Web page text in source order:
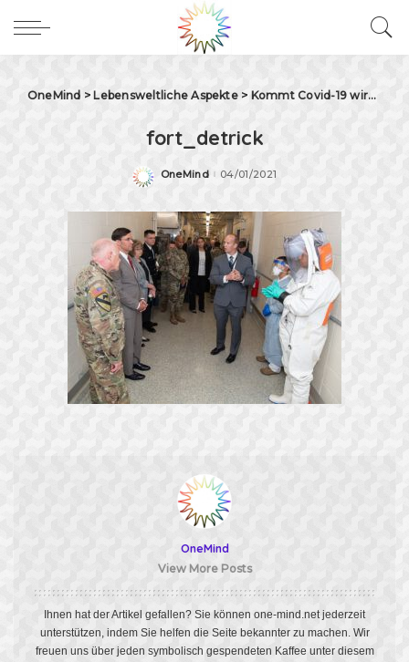
OneMind > Lebensweltliche Aspekte> Kommt Covid-19 wirklich aus Wuhan?
fort_detrick
Posted
OneMind 04/01/2021
OneMind
View More Posts
Ihnen hat der Artikel gefallen? Sie können one-mind.net jederzeit
unterstützen, indem Sie helfen die Seite bekannter zu machen. Wir
freuen uns über jeden symbolisch gespendeten Kaffee unter diesem